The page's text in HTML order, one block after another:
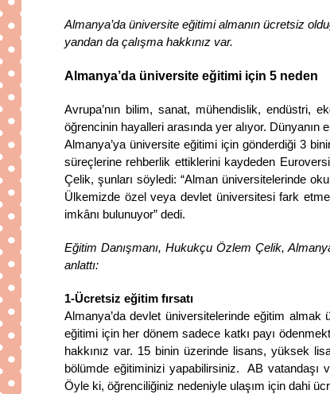
Almanya’da üniversite eğitimi almanın ücretsiz
yandan da çalışma hakkınız var.
Almanya’da üniversite eğitimi için 5 neden
Avrupa’nın bilim, sanat, mühendislik, endüstri,
öğrencinin hayalleri arasında yer alıyor. Dünyanın
Almanya’ya üniversite eğitimi için gönderdiği 3
süreçlerine rehberlik ettiklerini kaydeden
Çelik, şunları söyledi: “Alman üniversitelerinde
Ülkemizde özel veya devlet üniversitesi fark
imkânı bulunuyor” dedi.
Eğitim Danışmanı, Hukukçu Özlem Çelik,
anlattı:
1-Ücretsiz eğitim fırsatı
Almanya’da devlet üniversitelerinde eğitim
eğitimi için her dönem sadece katkı payı
hakkınız var. 15 binin üzerinde lisans, yüksek
bölümde eğitiminizi yapabilirsiniz. AB vatandaşı
Öyle ki, öğrenciliğiniz nedeniyle ulaşım için dahi